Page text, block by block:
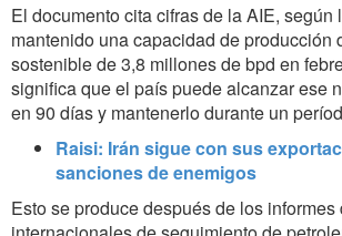
El documento cita cifras de la AIE, según
mantenido una capacidad de producción
sostenible de 3,8 millones de bpd en
significa que el país puede alcanzar ese
en 90 días y mantenerlo durante un
Raisi: Irán sigue con sus
sanciones de enemigos
Esto se produce después de los